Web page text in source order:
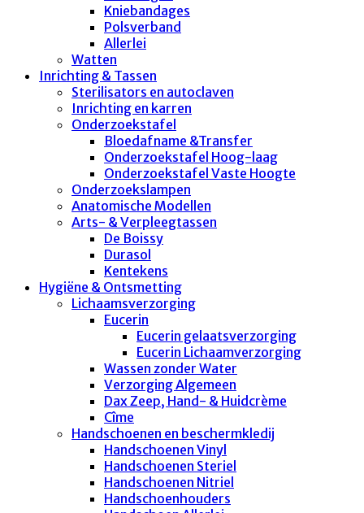
Kniebandages
Polsverband
Allerlei
Watten
Inrichting & Tassen
Sterilisators en autoclaven
Inrichting en karren
Onderzoekstafel
Bloedafname &Transfer
Onderzoekstafel Hoog-laag
Onderzoekstafel Vaste Hoogte
Onderzoekslampen
Anatomische Modellen
Arts- & Verpleegtassen
De Boissy
Durasol
Kentekens
Hygiëne & Ontsmetting
Lichaamsverzorging
Eucerin
Eucerin gelaatsverzorging
Eucerin Lichaamverzorging
Wassen zonder Water
Verzorging Algemeen
Dax Zeep, Hand- & Huidcrème
Cîme
Handschoenen en beschermkledij
Handschoenen Vinyl
Handschoenen Steriel
Handschoenen Nitriel
Handschoenhouders